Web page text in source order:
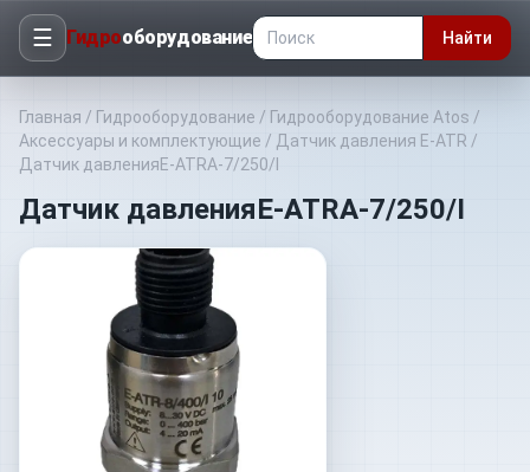
☰ Гидрооборудование Найти
Главная / Гидрооборудование / Гидрооборудование Atos /
Аксессуары и комплектующие / Датчик давления E-ATR /
Датчик давленияE-ATRA-7/250/I
Датчик давленияE-ATRA-7/250/I